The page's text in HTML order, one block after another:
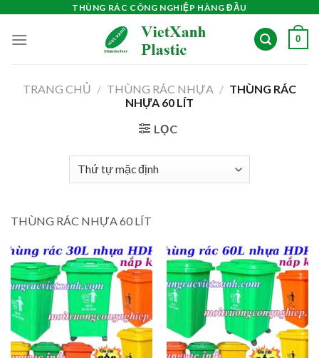
content
THÙNG RÁC CÔNG NGHIỆP HÀNG ĐẦU
0
TRANG CHỦ / THÙNG RÁC NHỰA / THÙNG RÁC
NHỰA 60 LÍT
LỌC
THÙNG RÁC NHỰA 60 LÍT